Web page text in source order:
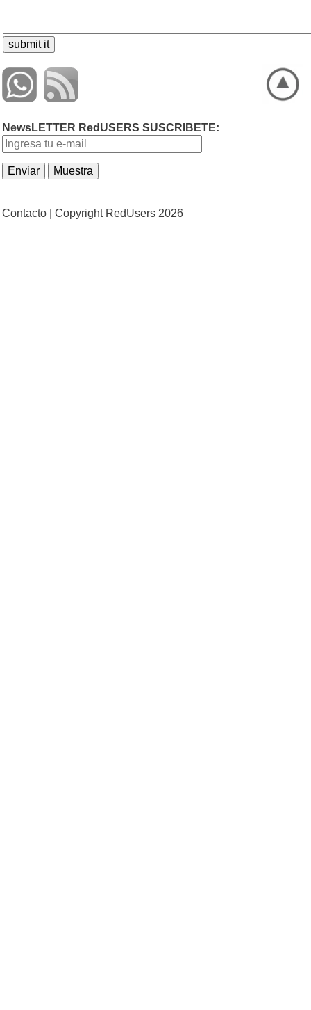
NewsLETTER RedUSERS SUSCRIBETE:
Contacto | Copyright RedUsers 2026